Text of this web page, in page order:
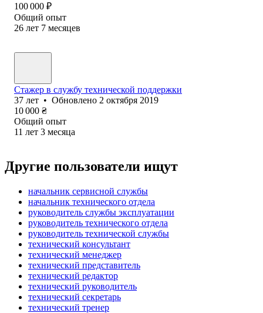
100 000 ₽
Общий опыт
26 лет 7 месяцев
Стажер в службу технической поддержки
37 лет • Обновлено 2 октября 2019
10 000 ₴
Общий опыт
11 лет 3 месяца
Другие пользователи ищут
начальник сервисной службы
начальник технического отдела
руководитель службы эксплуатации
руководитель технического отдела
руководитель технической службы
технический консультант
технический менеджер
технический представитель
технический редактор
технический руководитель
технический секретарь
технический тренер